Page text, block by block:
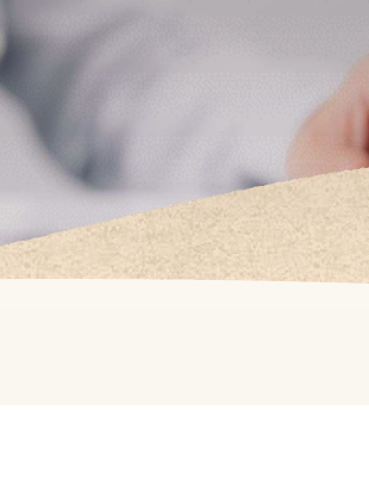
男性健康醫學（性
功能勃起障礙治